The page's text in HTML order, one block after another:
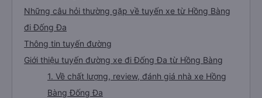
Những câu hỏi thường gặp về tuyến xe từ Hồng Bàng
đi Đống Đa
Thông tin tuyến đường
Giới thiệu tuyến đường xe đi Đống Đa từ Hồng Bàng
1. Về chất lượng, review, đánh giá nhà xe Hồng
Bàng Đống Đa